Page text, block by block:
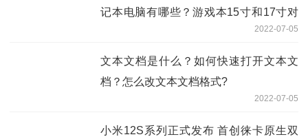
记本电脑有哪些？游戏本15寸和17寸对
2022-07-05
文本文档是什么？如何快速打开文本文
档？怎么改文本文档格式?
2022-07-05
小米12S系列正式发布 首创徕卡原生双